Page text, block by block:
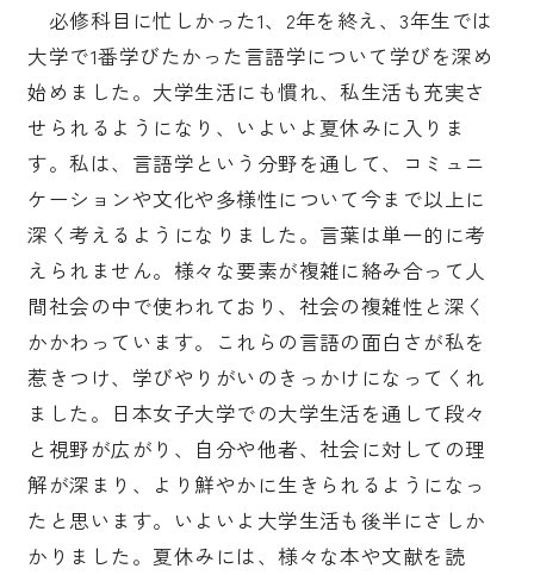
必修科目に忙しかった1、2年を終え、3年生では
大学で1番学びたかった言語学について学びを深め
始めました。大学生活にも慣れ、私生活も充実さ
せられるようになり、いよいよ夏休みに入りま
す。私は、言語学という分野を通して、コミュニ
ケーションや文化や多様性について今まで以上に
深く考えるようになりました。言葉は単一的に考
えられません。様々な要素が複雑に絡み合って人
間社会の中で使われており、社会の複雑性と深く
かかわっています。これらの言語の面白さが私を
惹きつけ、学びやりがいのきっかけになってくれ
ました。日本女子大学での大学生活を通して段々
と視野が広がり、自分や他者、社会に対しての理
解が深まり、より鮮やかに生きられるようになっ
たと思います。いよいよ大学生活も後半にさしか
かりました。夏休みには、様々な本や文献を読